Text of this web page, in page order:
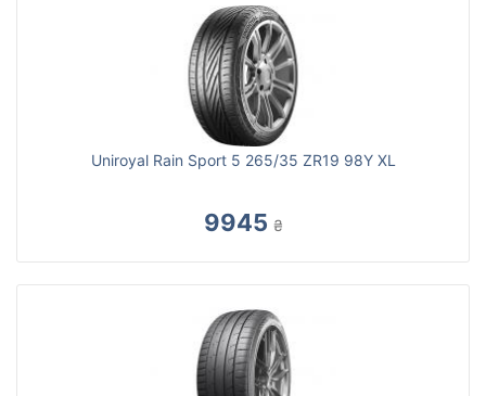
Uniroyal Rain Sport 5 265/35 ZR19 98Y XL
9945 ₴